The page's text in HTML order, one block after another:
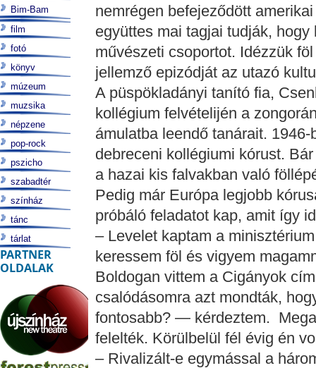
nemrégen befejeződött
együttes mai tagjai tudják,
művészeti csoportot. Idézzük
jellemző epizódját az utazó
A püspökladányi tanító fia,
kollégium felvételijén a
ámulatba leendő tanárait.
debreceni kollégiumi kórust.
a hazai kis falvakban való
Pedig már Európa legjobb
próbáló feladatot kap, amit így
– Levelet kaptam a
keressem föl és vigyem
Boldogan vittem a Cigányok
csalódásomra azt mondták,
fontosabb? — kérdeztem.
felelték. Körülbelül fél évig én
– Rivalizált-e egymással a
Bim-Bam
film
fotó
könyv
múzeum
muzsika
népzene
pop-rock
pszicho
szabadtér
színház
tánc
tárlat
PARTNER
OLDALAK